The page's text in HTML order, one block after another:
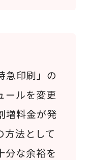
急印刷」の
ールを変更
増料金が発
方法として
分な余裕を